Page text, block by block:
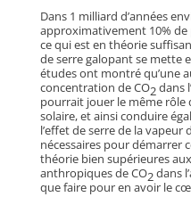
Dans 1 milliard d’années
approximativement 10%
ce qui est en théorie
de serre galopant se mette
études ont montré qu’une
concentration de CO2dans
pourrait jouer le même rôle
solaire, et ainsi conduire
l’effet de serre de la vapeur
nécessaires pour démarrer
théorie bien supérieures
anthropiques de CO2dans
que faire pour en avoir le